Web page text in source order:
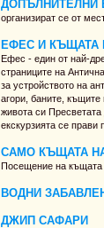
ДОПЪЛНИТЕЛНИ
организират се от
ЕФЕС И КЪЩАТА
Ефес - един от най-
страниците на
за устройството на
агори, баните,
живота си Пресветата
екскурзията се
САМО КЪЩАТА
Посещение на къщата
ВОДНИ
ДЖИП САФАРИ